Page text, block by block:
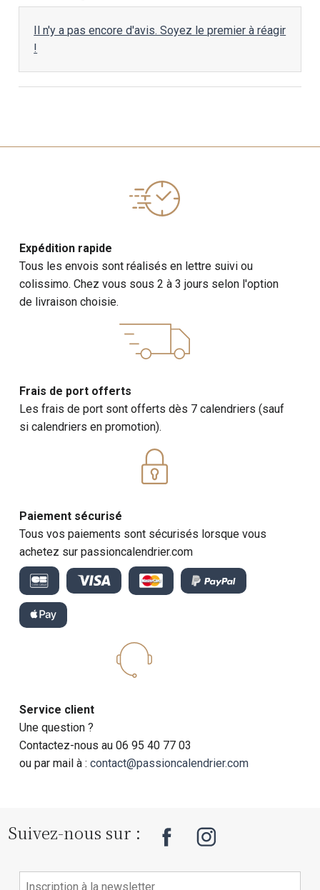
Il n'y a pas encore d'avis. Soyez le premier à réagir
!
Expédition rapide
Tous les envois sont réalisés en lettre suivi ou
colissimo. Chez vous sous 2 à 3 jours selon l'option
de livraison choisie.
Frais de port offerts
Les frais de port sont offerts dès 7 calendriers (sauf
si calendriers en promotion).
Paiement sécurisé
Tous vos paiements sont sécurisés lorsque vous
achetez sur passioncalendrier.com
Service client
Une question ?
Contactez-nous au 06 95 40 77 03
ou par mail à :contact@passioncalendrier.com
Suivez-nous sur :